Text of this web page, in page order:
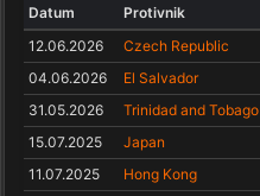
Datum Protivnik
12.06.2026
Czech Republic
04.06.2026 El Salvador
31.05.2026 Trinidad and Tobago
15.07.2025 Japan
11.07.2025 Hong Kong